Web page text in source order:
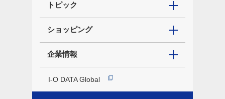
トピック
ショッピング
企業情報
I-O DATA Global